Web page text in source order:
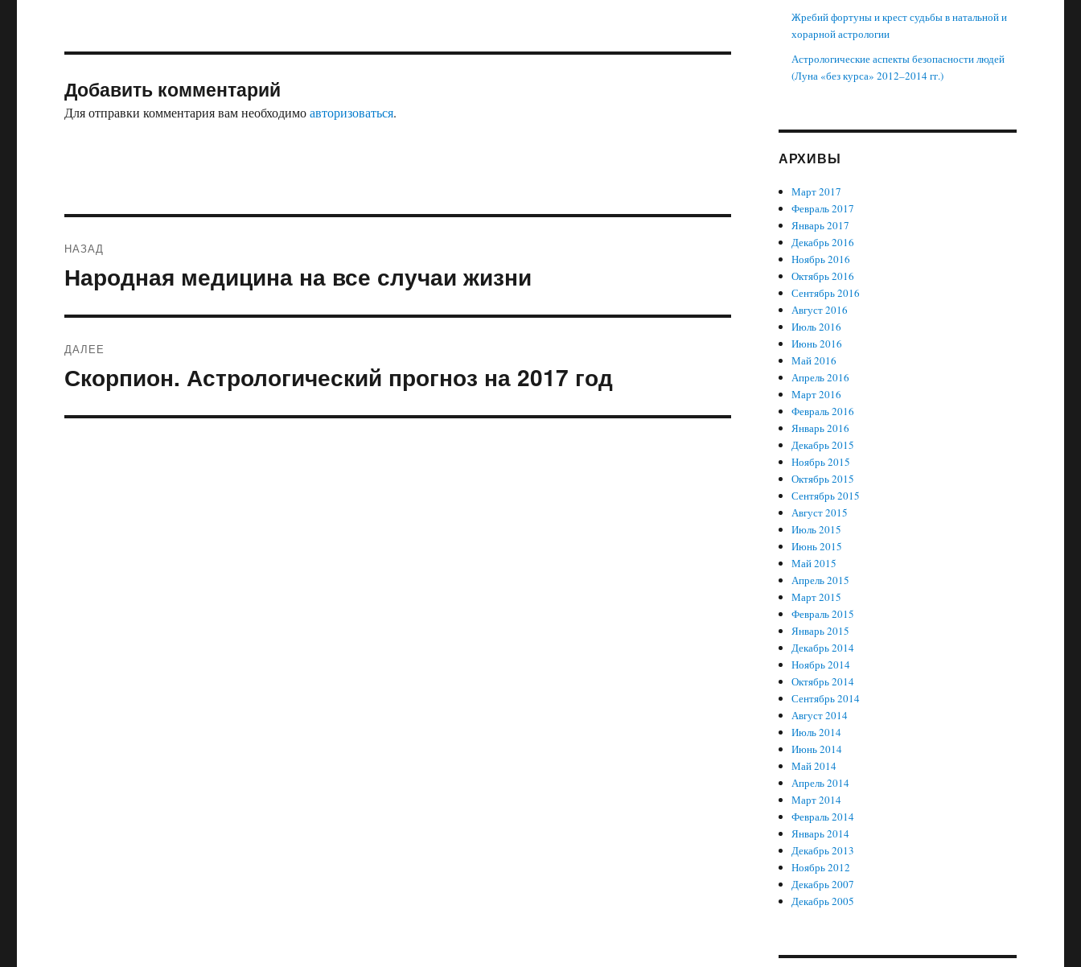
Добавить комментарий
Для отправки комментария вам необходимоавторизоваться.
по
НАЗАД
Предыдущая
запись:
Народная медицина на все случаи жизни
ДАЛЕЕ
Следующая
запись:
Скорпион. Астрологический прогноз на 2017 год
Жребий фортуны и крест судьбы в натальной и
хорарной астрологии
Астрологические аспекты безопасности людей
(Луна «без курса» 2012–2014 гг.)
АРХИВЫ
Март 2017
Февраль 2017
Январь 2017
Декабрь 2016
Ноябрь 2016
Октябрь 2016
Сентябрь 2016
Август 2016
Июль 2016
Июнь 2016
Май 2016
Апрель 2016
Март 2016
Февраль 2016
Январь 2016
Декабрь 2015
Ноябрь 2015
Октябрь 2015
Сентябрь 2015
Август 2015
Июль 2015
Июнь 2015
Май 2015
Апрель 2015
Март 2015
Февраль 2015
Январь 2015
Декабрь 2014
Ноябрь 2014
Октябрь 2014
Сентябрь 2014
Август 2014
Июль 2014
Июнь 2014
Май 2014
Апрель 2014
Март 2014
Февраль 2014
Январь 2014
Декабрь 2013
Ноябрь 2012
Декабрь 2007
Декабрь 2005